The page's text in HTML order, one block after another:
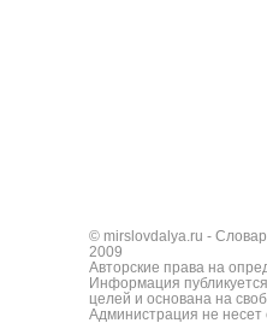
© mirslovdalya.ru -
2009
Авторские права на
Информация
целей и основана на
Администрация не несет